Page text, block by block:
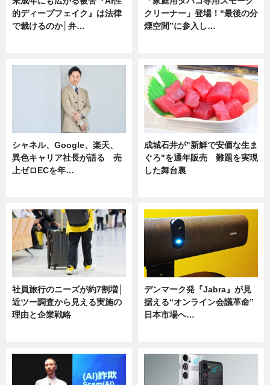
的ディープフェイク』は法律
で裁けるのか│弁…
クリーナー」登場！“最後の分
煙空間”に参入し…
シャネル、Google、楽天、
異色キャリア社長が語る 売
上ゼロECを年…
成城石井が"新鮮で安価な生ま
ぐろ"を通年販売 難題を実現
した舞台裏
社員旅行のニーズが約7割増│
近ツー調査から見える実施の
理由と企業戦略
デンマーク発『Jabra』が見
据える“オンライン会議革命”
日本市場へ…